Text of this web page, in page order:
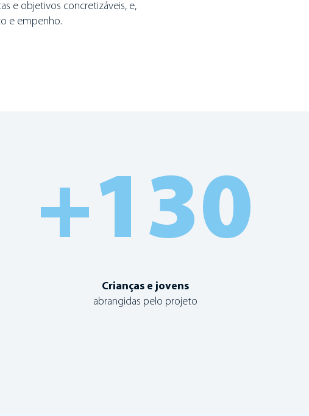
e objetivos concretizáveis, e,
e empenho.
+130
Crianças e jovens
abrangidas pelo projeto